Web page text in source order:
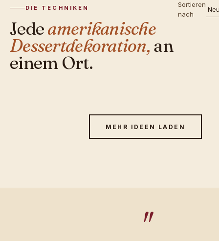
DIE TECHNIKEN
Jedeamerikanische
Dessertdekoration, an
einem Ort.
Sortieren
nach
MEHR IDEEN LADEN